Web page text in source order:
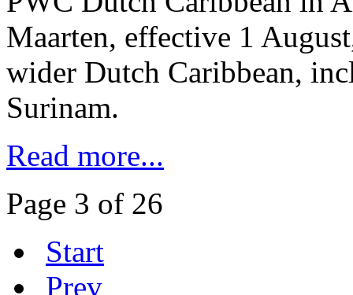
Maarten, effective 1
wider Dutch Caribbean,
Surinam.
Read more...
Page 3 of 26
Start
Prev